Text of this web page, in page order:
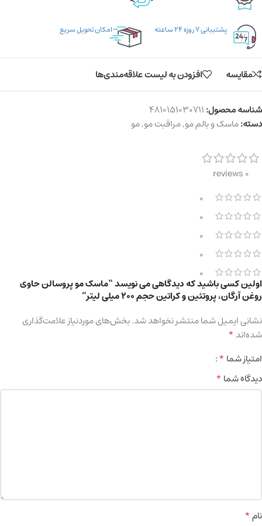
پشتیبانی ۷ روزه ۲۴ ساعته امکان تحویل سریع
مقایسه افزودن به لیست علاقه‌مندی‌ها
شناسه محصول:4810151030711
دسته:ماسک و بالم مو,مراقبت مو,مو
0 reviews
0
0
0
0
0
اولین کسی باشید که دیدگاهی می نویسد “ماسک مو پروسالن حاوی
روغن آرگان، پروتئین‌ و کراتین حجم 200 میلی‌ لیتر”
نشانی ایمیل شما منتشر نخواهد شد.بخش‌های موردنیاز علامت‌گذاری
شده‌اند*
امتیاز شما*
دیدگاه شما*
نام*